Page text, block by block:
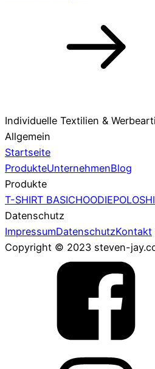
Individuelle Textilien &
Allgemein
Startseite
ProdukteUnternehmenBlog
Produkte
T-SHIRT BASICHOODIE
Datenschutz
ImpressumDatenschutzKontakt
Copyright © 2023 steven-